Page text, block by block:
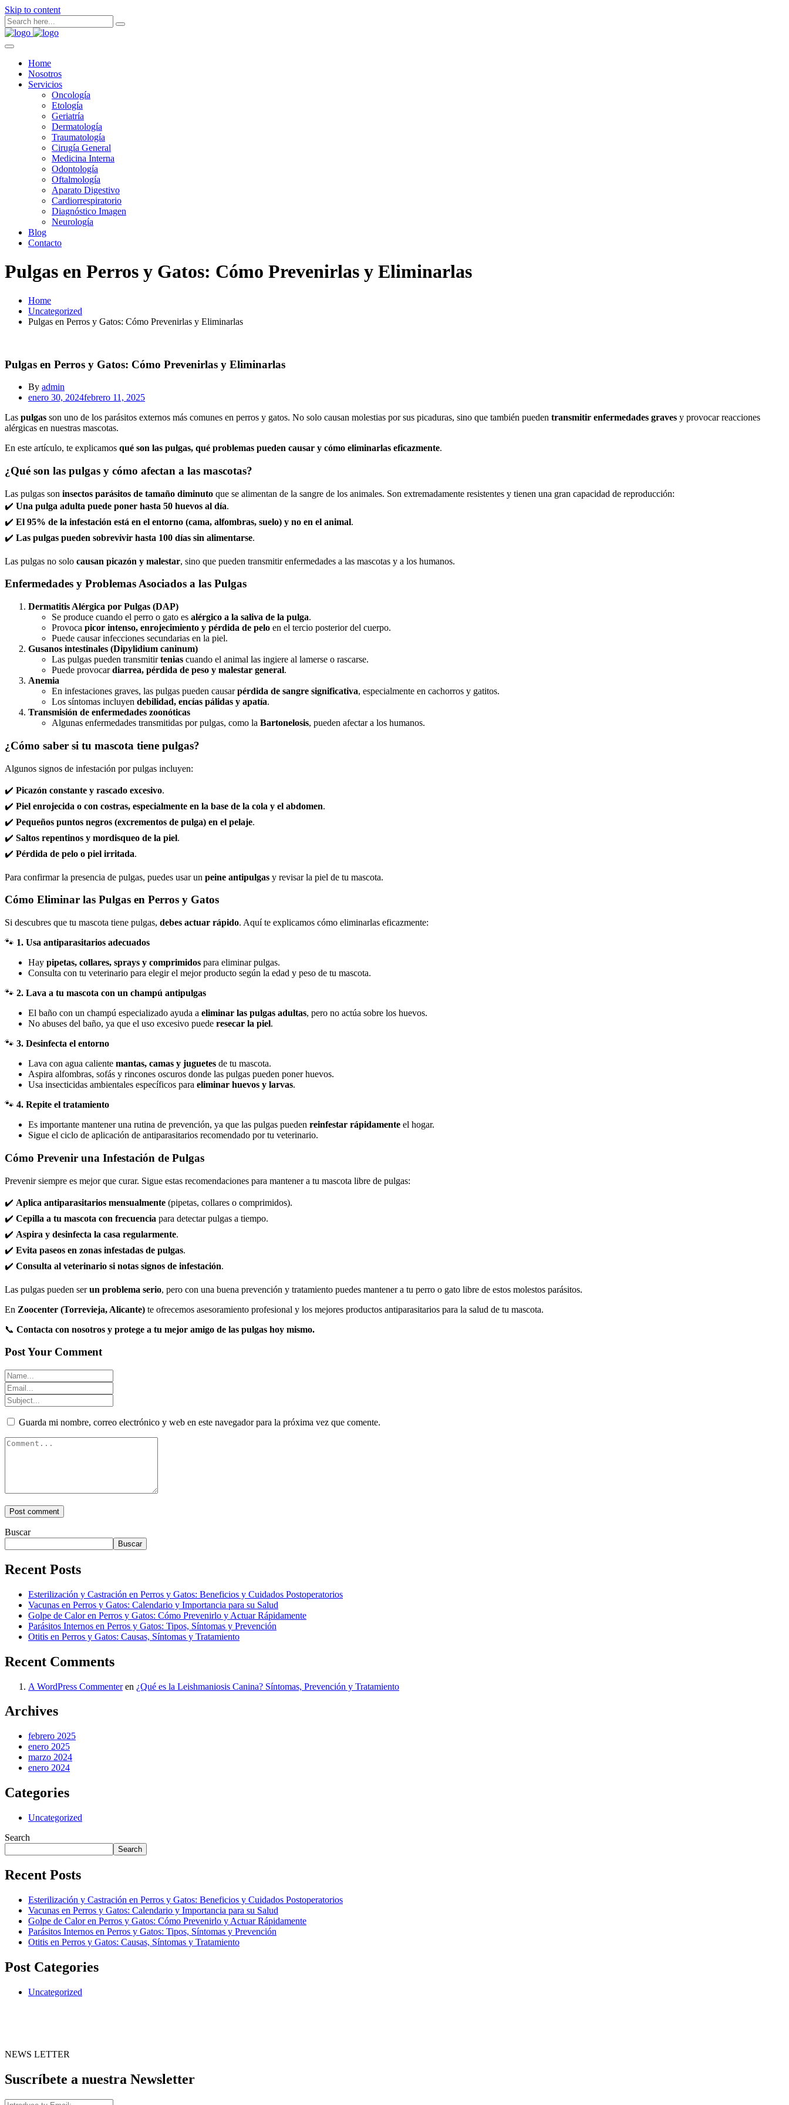
Skip to content
Home
Nosotros
Servicios
Oncología
Etología
Geriatría
Dermatología
Traumatología
Cirugía General
Medicina Interna
Odontología
Oftalmología
Aparato Digestivo
Cardiorrespiratorio
Diagnóstico Imagen
Neurología
Blog
Contacto
Pulgas en Perros y Gatos: Cómo Prevenirlas y Eliminarlas
Home
Uncategorized
Pulgas en Perros y Gatos: Cómo Prevenirlas y Eliminarlas
Pulgas en Perros y Gatos: Cómo Prevenirlas y Eliminarlas
By admin
enero 30, 2024febrero 11, 2025
Las pulgas son uno de los parásitos externos más comunes en perros y gatos. No solo causan molestias por sus picaduras, sino que también pueden transmitir enfermedades graves y provocar reacciones
alérgicas en nuestras mascotas.
En este artículo, te explicamos qué son las pulgas, qué problemas pueden causar y cómo eliminarlas eficazmente.
¿Qué son las pulgas y cómo afectan a las mascotas?
Las pulgas son insectos parásitos de tamaño diminuto que se alimentan de la sangre de los animales. Son extremadamente resistentes y tienen una gran capacidad de reproducción:
✔️ Una pulga adulta puede poner hasta 50 huevos al día.
✔️ El 95% de la infestación está en el entorno (cama, alfombras, suelo) y no en el animal.
✔️ Las pulgas pueden sobrevivir hasta 100 días sin alimentarse.
Las pulgas no solo causan picazón y malestar, sino que pueden transmitir enfermedades a las mascotas y a los humanos.
Enfermedades y Problemas Asociados a las Pulgas
Dermatitis Alérgica por Pulgas (DAP)
Se produce cuando el perro o gato es alérgico a la saliva de la pulga.
Provoca picor intenso, enrojecimiento y pérdida de pelo en el tercio posterior del cuerpo.
Puede causar infecciones secundarias en la piel.
Gusanos intestinales (Dipylidium caninum)
Las pulgas pueden transmitirtenias cuando el animal las ingiere al lamerse o rascarse.
Puede provocardiarrea, pérdida de peso y malestar general.
Anemia
En infestaciones graves, las pulgas pueden causarpérdida de sangre significativa, especialmente en cachorros y gatitos.
Los síntomas incluyen debilidad, encías pálidas y apatía.
Transmisión de enfermedades zoonóticas
Algunas enfermedades transmitidas por pulgas, como la Bartonelosis, pueden afectar a los humanos.
¿Cómo saber si tu mascota tiene pulgas?
Algunos signos de infestación por pulgas incluyen:
✔️ Picazón constante y rascado excesivo.
✔️ Piel enrojecida o con costras, especialmente en la base de la cola y el abdomen.
✔️ Pequeños puntos negros (excrementos de pulga) en el pelaje.
✔️ Saltos repentinos y mordisqueo de la piel.
✔️ Pérdida de pelo o piel irritada.
Para confirmar la presencia de pulgas, puedes usar un peine antipulgas y revisar la piel de tu mascota.
Cómo Eliminar las Pulgas en Perros y Gatos
Si descubres que tu mascota tiene pulgas, debes actuar rápido. Aquí te explicamos cómo eliminarlas eficazmente:
🐾 1. Usa antiparasitarios adecuados
Hay pipetas, collares, sprays y comprimidos para eliminar pulgas.
Consulta con tu veterinario para elegir el mejor producto según la edad y peso de tu mascota.
🐾 2. Lava a tu mascota con un champú antipulgas
El baño con un champú especializado ayuda a eliminar las pulgas adultas, pero no actúa sobre los huevos.
No abuses del baño, ya que el uso excesivo puede resecar la piel.
🐾 3. Desinfecta el entorno
Lava con agua caliente mantas, camas y juguetes de tu mascota.
Aspira alfombras, sofás y rincones oscuros donde las pulgas pueden poner huevos.
Usa insecticidas ambientales específicos para eliminar huevos y larvas.
🐾 4. Repite el tratamiento
Es importante mantener una rutina de prevención, ya que las pulgas pueden reinfestar rápidamente el hogar.
Sigue el ciclo de aplicación de antiparasitarios recomendado por tu veterinario.
Cómo Prevenir una Infestación de Pulgas
Prevenir siempre es mejor que curar. Sigue estas recomendaciones para mantener a tu mascota libre de pulgas:
✔️ Aplica antiparasitarios mensualmente (pipetas, collares o comprimidos).
✔️ Cepilla a tu mascota con frecuencia para detectar pulgas a tiempo.
✔️ Aspira y desinfecta la casa regularmente.
✔️ Evita paseos en zonas infestadas de pulgas.
✔️ Consulta al veterinario si notas signos de infestación.
Las pulgas pueden serun problema serio, pero con una buena prevención y tratamiento puedes mantener a tu perro o gato libre de estos molestos parásitos.
En Zoocenter (Torrevieja, Alicante) te ofrecemos asesoramiento profesional y los mejores productos antiparasitarios para la salud de tu mascota.
📞 Contacta con nosotros y protege a tu mejor amigo de las pulgas hoy mismo.
Post Your Comment
Guarda mi nombre, correo electrónico y web en este navegador para la próxima vez que comente.
Buscar
Buscar
Recent Posts
Esterilización y Castración en Perros y Gatos: Beneficios y Cuidados Postoperatorios
Vacunas en Perros y Gatos: Calendario y Importancia para su Salud
Golpe de Calor en Perros y Gatos: Cómo Prevenirlo y Actuar Rápidamente
Parásitos Internos en Perros y Gatos: Tipos, Síntomas y Prevención
Otitis en Perros y Gatos: Causas, Síntomas y Tratamiento
Recent Comments
A WordPress Commenteren ¿Qué es la Leishmaniosis Canina? Síntomas, Prevención y Tratamiento
Archives
febrero 2025
enero 2025
marzo 2024
enero 2024
Categories
Uncategorized
Search
Search
Recent Posts
Esterilización y Castración en Perros y Gatos: Beneficios y Cuidados Postoperatorios
Vacunas en Perros y Gatos: Calendario y Importancia para su Salud
Golpe de Calor en Perros y Gatos: Cómo Prevenirlo y Actuar Rápidamente
Parásitos Internos en Perros y Gatos: Tipos, Síntomas y Prevención
Otitis en Perros y Gatos: Causas, Síntomas y Tratamiento
Post Categories
Uncategorized
NEWS LETTER
Suscríbete a nuestra Newsletter